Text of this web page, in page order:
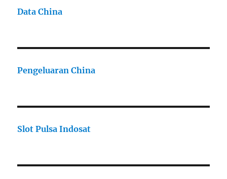
Data China
Pengeluaran China
Slot Pulsa Indosat